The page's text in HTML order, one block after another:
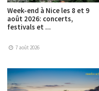
Week-end à Nice les 8 et 9
août 2026: concerts,
festivals et ...
7 août 2026